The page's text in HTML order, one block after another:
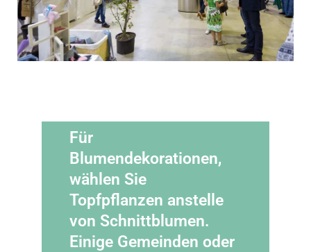
Für
Blumendekorationen,
wählen Sie
Topfpflanzen anstelle
von Schnittblumen.
Einige Gemeinden oder